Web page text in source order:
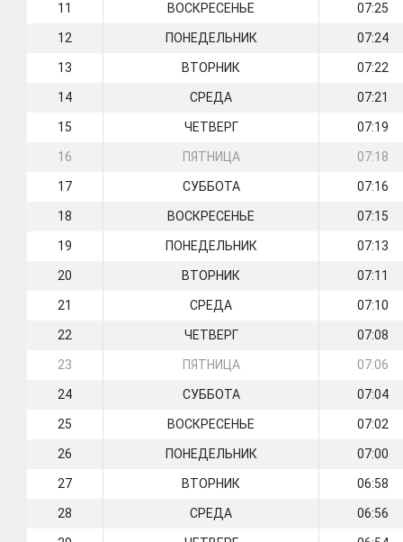
11 ВОСКРЕСЕНЬЕ 07:25
12 ПОНЕДЕЛЬНИК 07:24
13 ВТОРНИК 07:22
14 СРЕДА 07:21
15 ЧЕТВЕРГ 07:19
16 ПЯТНИЦА 07:18
17 СУББОТА 07:16
18 ВОСКРЕСЕНЬЕ 07:15
19 ПОНЕДЕЛЬНИК 07:13
20 ВТОРНИК 07:11
21 СРЕДА 07:10
22 ЧЕТВЕРГ 07:08
23 ПЯТНИЦА 07:06
24 СУББОТА 07:04
25 ВОСКРЕСЕНЬЕ 07:02
26 ПОНЕДЕЛЬНИК 07:00
27 ВТОРНИК 06:58
28 СРЕДА 06:56